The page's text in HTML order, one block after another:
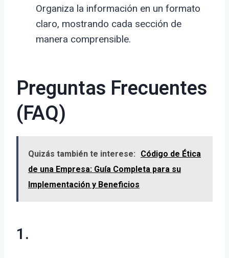
Organiza la información en un formato
claro, mostrando cada sección de
manera comprensible.
Preguntas Frecuentes
(FAQ)
Quizás también te interese:
Código de Ética
de una Empresa: Guía Completa para su
Implementación y Beneficios
1.